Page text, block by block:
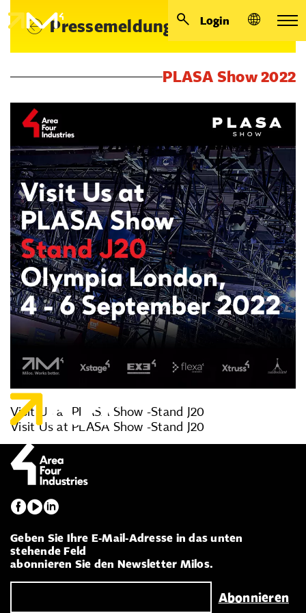
Login
Pressemeldungen
PLASA Show 2022
Visit Us at PLASA Show -Stand J20
Visit Us at PLASA Show -Stand J20
Geben Sie Ihre E-Mail-Adresse in das unten
stehende Feld
abonnieren Sie den Newsletter Milos.